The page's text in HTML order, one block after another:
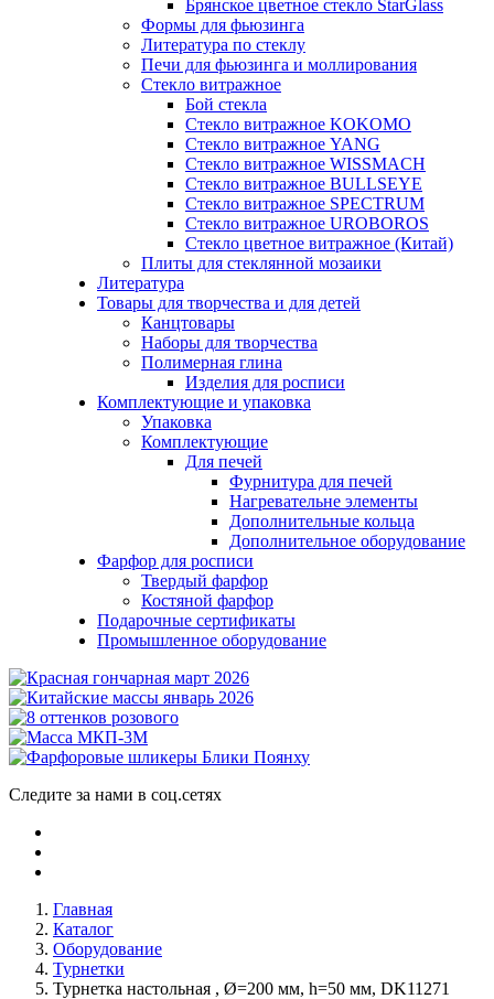
Брянское цветное стекло StarGlass
Формы для фьюзинга
Литература по стеклу
Печи для фьюзинга и моллирования
Стекло витражное
Бой стекла
Стекло витражное KOKOMO
Стекло витражное YANG
Стекло витражное WISSMACH
Стекло витражное BULLSEYE
Стекло витражное SPECTRUM
Стекло витражное UROBOROS
Стекло цветное витражное (Китай)
Плиты для стеклянной мозаики
Литература
Товары для творчества и для детей
Канцтовары
Наборы для творчества
Полимерная глина
Изделия для росписи
Комплектующие и упаковка
Упаковка
Комплектующие
Для печей
Фурнитура для печей
Нагревательне элементы
Дополнительные кольца
Дополнительное оборудование
Фарфор для росписи
Твердый фарфор
Костяной фарфор
Подарочные сертификаты
Промышленное оборудование
Следите за нами в соц.сетях
Главная
Каталог
Оборудование
Турнетки
Турнетка настольная , Ø=200 мм, h=50 мм, DK11271